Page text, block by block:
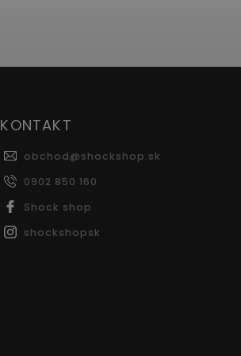
KONTAKT
obchod@shockshop.sk
0902 850 160
Shock shop
shockshopsk